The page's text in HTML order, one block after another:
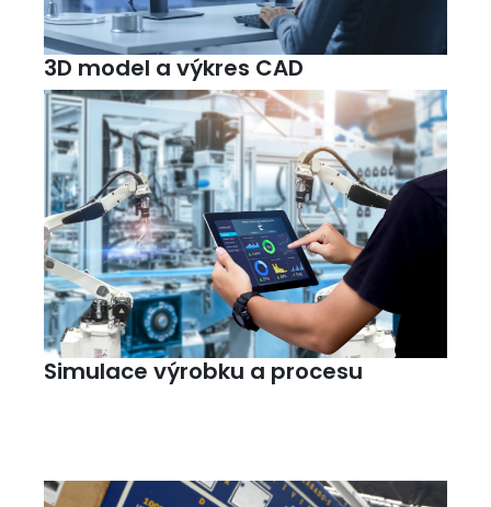
3D model a výkres CAD
Simulace výrobku a procesu